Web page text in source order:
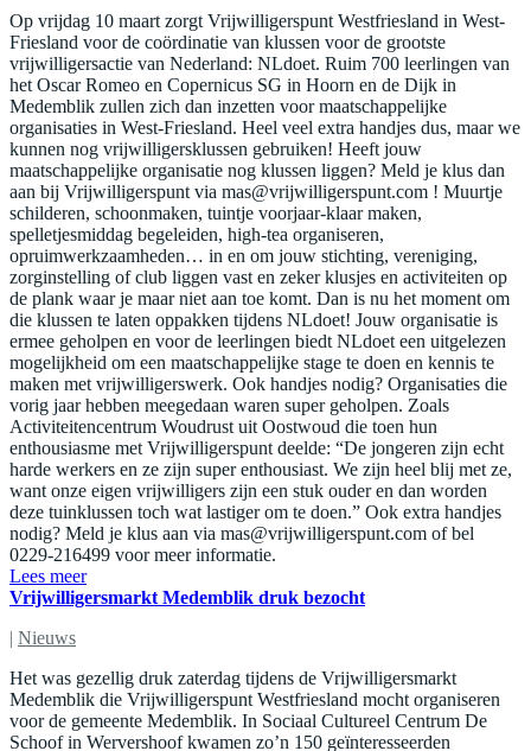
Op vrijdag 10 maart zorgt Vrijwilligerspunt Westfriesland in West-
Friesland voor de coördinatie van klussen voor de grootste
vrijwilligersactie van Nederland: NLdoet. Ruim 700 leerlingen van
het Oscar Romeo en Copernicus SG in Hoorn en de Dijk in
Medemblik zullen zich dan inzetten voor maatschappelijke
organisaties in West-Friesland. Heel veel extra handjes dus, maar we
kunnen nog vrijwilligersklussen gebruiken! Heeft jouw
maatschappelijke organisatie nog klussen liggen? Meld je klus dan
aan bij Vrijwilligerspunt via mas@vrijwilligerspunt.com ! Muurtje
schilderen, schoonmaken, tuintje voorjaar-klaar maken,
spelletjesmiddag begeleiden, high-tea organiseren,
opruimwerkzaamheden… in en om jouw stichting, vereniging,
zorginstelling of club liggen vast en zeker klusjes en activiteiten op
de plank waar je maar niet aan toe komt. Dan is nu het moment om
die klussen te laten oppakken tijdens NLdoet! Jouw organisatie is
ermee geholpen en voor de leerlingen biedt NLdoet een uitgelezen
mogelijkheid om een maatschappelijke stage te doen en kennis te
maken met vrijwilligerswerk. Ook handjes nodig? Organisaties die
vorig jaar hebben meegedaan waren super geholpen. Zoals
Activiteitencentrum Woudrust uit Oostwoud die toen hun
enthousiasme met Vrijwilligerspunt deelde: “De jongeren zijn echt
harde werkers en ze zijn super enthousiast. We zijn heel blij met ze,
want onze eigen vrijwilligers zijn een stuk ouder en dan worden
deze tuinklussen toch wat lastiger om te doen.” Ook extra handjes
nodig? Meld je klus aan via mas@vrijwilligerspunt.com of bel
0229-216499 voor meer informatie.
Lees meer
Vrijwilligersmarkt Medemblik druk bezocht
| Nieuws
Het was gezellig druk zaterdag tijdens de Vrijwilligersmarkt
Medemblik die Vrijwilligerspunt Westfriesland mocht organiseren
voor de gemeente Medemblik. In Sociaal Cultureel Centrum De
Schoof in Wervershoof kwamen zo’n 150 geïnteresseerden